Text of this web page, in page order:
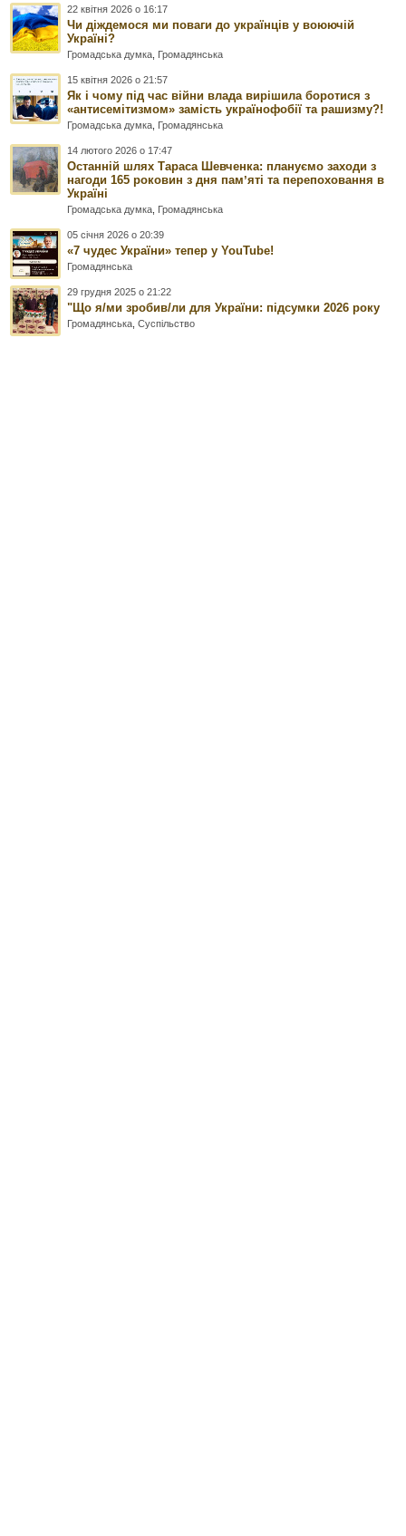
22 квітня 2026 о 16:17
Чи діждемося ми поваги до українців у воюючій
Україні?
Громадська думка Громадянська
15 квітня 2026 о 21:57
Як і чому під час війни влада вирішила боротися з
«антисемітизмом» замість українофобії та рашизму?!
Громадська думка Громадянська
14 лютого 2026 о 17:47
Останній шлях Тараса Шевченка: плануємо заходи з
нагоди 165 роковин з дня памʼяті та перепоховання в
Україні
Громадська думка Громадянська
05 січня 2026 о 20:39
«7 чудес України» тепер у YouTube!
Громадянська
29 грудня 2025 о 21:22
"Що я/ми зробив/ли для України: підсумки 2026 року
Громадянська ,Суспільство